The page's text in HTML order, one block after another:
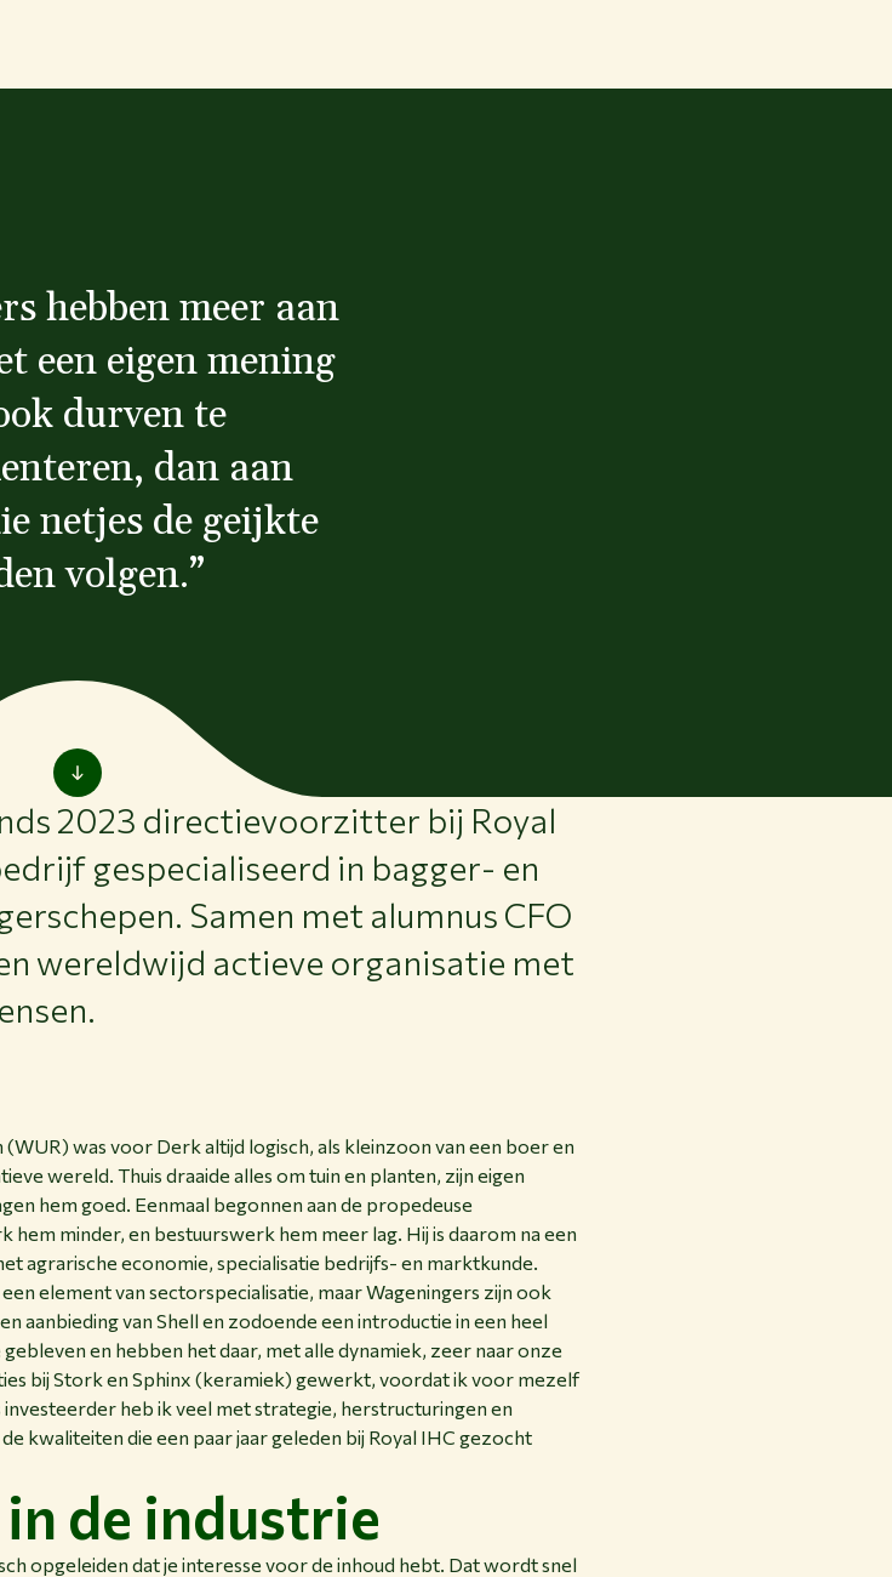
hebben meer aan
een eigen mening
durven te
dan aan
netjes de geijkte
volgen.”
2023 directievoorzitter bij Royal
gespecialiseerd in bagger- en
Samen met alumnus CFO
wereldwijd actieve organisatie met
was voor Derk altijd logisch, als kleinzoon van een boer en
wereld. Thuis draaide alles om tuin en planten, zijn eigen
hem goed. Eenmaal begonnen aan de propedeuse
minder, en bestuurswerk hem meer lag. Hij is daarom na een
agrarische economie, specialisatie bedrijfs- en marktkunde.
element van sectorspecialisatie, maar Wageningers zijn ook
aanbieding van Shell en zodoende een introductie in een heel
en hebben het daar, met alle dynamiek, zeer naar onze
bij Stork en Sphinx (keramiek) gewerkt, voordat ik voor mezelf
heb ik veel met strategie, herstructuringen en
kwaliteiten die een paar jaar geleden bij Royal IHC gezocht
de industrie
opgeleiden dat je interesse voor de inhoud hebt. Dat wordt snel